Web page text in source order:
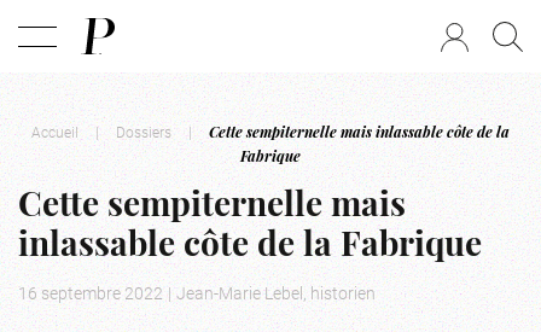
Accueil | Dossiers |
Cette sempiternelle mais inlassable côte de la
Fabrique
Cette sempiternelle mais
inlassable côte de la Fabrique
16 septembre 2022 | Jean-Marie Lebel, historien